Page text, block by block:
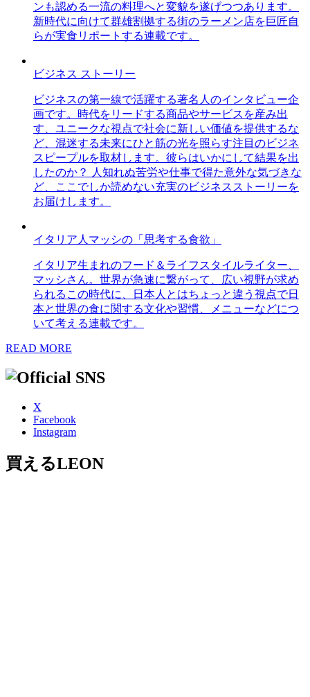
ンも認める一流の料理へと変貌を遂げつつあります。
新時代に向けて群雄割拠する街のラーメン店を巨匠自
らが実食リポートする連載です。
ビジネス ストーリー
ビジネスの第一線で活躍する著名人のインタビュー企
画です。時代をリードする商品やサービスを産み出
す、ユニークな視点で社会に新しい価値を提供するな
ど、混迷する未来にひと筋の光を照らす注目のビジネ
スピープルを取材します。彼らはいかにして結果を出
したのか？ 人知れぬ苦労や仕事で得た意外な気づきな
ど、ここでしか読めない充実のビジネスストーリーを
お届けします。
イタリア人マッシの「思考する食欲」
イタリア生まれのフード＆ライフスタイルライター、
マッシさん。世界が急速に繋がって、広い視野が求め
られるこの時代に、日本人とはちょっと違う視点で日
本と世界の食に関する文化や習慣、メニューなどにつ
いて考える連載です。
READ MORE
X
Facebook
Instagram
買えるLEON